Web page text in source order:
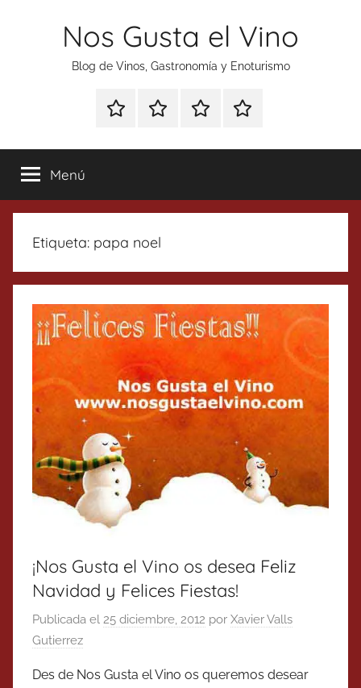
Nos Gusta el Vino
Blog de Vinos, Gastronomía y Enoturismo
Especial
Tonics
Enoturismo
Gastronomía
RankingContacto
Menú
Etiqueta: papa noel
¡Nos Gusta el Vino os desea Feliz
Navidad y Felices Fiestas!
Publicada el 25 diciembre, 2012 por Xavier Valls
Gutierrez
Des de Nos Gusta el Vino os queremos desear